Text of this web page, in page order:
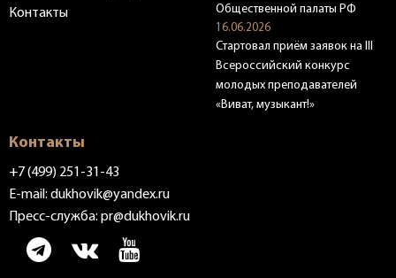
Контакты
Общественной палаты РФ
16.06.2026
Стартовал приём заявок на III
Всероссийский конкурс
молодых преподавателей
«Виват, музыкант!»
Контакты
+7 (499) 251-31-43
E-mail: dukhovik@yandex.ru
Пресс-служба: pr@dukhovik.ru